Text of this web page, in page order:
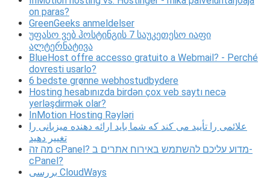
on paras?
GreenGeeks anmeldelser
უფასო ვებ ჰოსტინგის 7 საუკეთესო იაფი
ალტერნატივა
BlueHost offre accesso gratuito a Webmail? - Perché
dovresti usarlo?
6 bedste grønne webhostudbydere
Hosting hesabınızda birdən çox veb saytı necə
yerləşdirmək olar?
InMotion Hosting Rəyləri
علائمی را تأیید می کند که شما باید ارائه دهنده میزبانی را
تغییر دهید
מה זה cPanel? מדוע עליכם להשתמש באירוח אתרים ב-
cPanel?
بررسی CloudWays